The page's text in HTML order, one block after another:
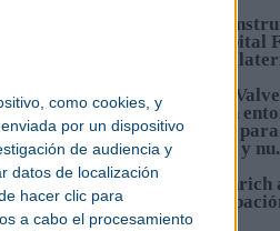
como cookies, y
por un dispositivo
de audiencia y
datos de localización
hacer clic para
a cabo el procesamiento
Sacyr
nuevo Hospital
Park en
4.
ofrecerá un
estratégico
inversiones y
5.
Jungheinrich
una
Equipment